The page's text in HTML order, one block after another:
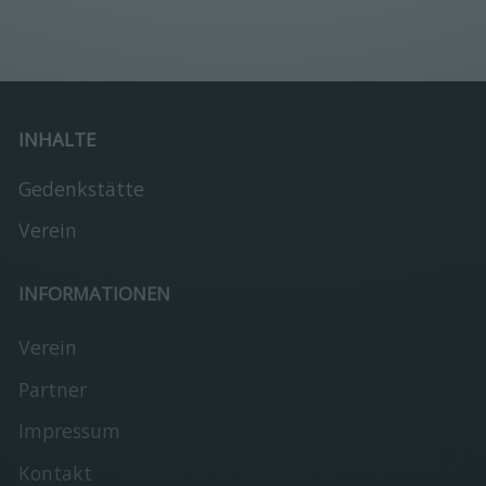
INHALTE
Gedenkstätte
Verein
INFORMATIONEN
Verein
Partner
Impressum
Kontakt